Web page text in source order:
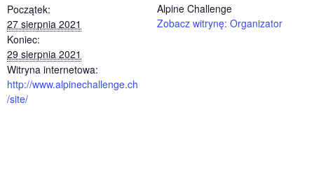
Początek:
27 sierpnia 2021
Koniec:
29 sierpnia 2021
Witryna internetowa:
http://www.alpinechallenge.ch
/site/
Alpine Challenge
Zobacz witrynę: Organizator